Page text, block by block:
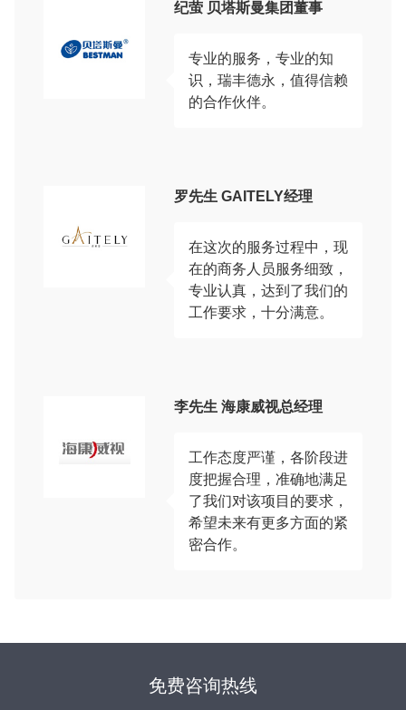
纪萤 贝塔斯曼集团董事
专业的服务，专业的知
识，瑞丰德永，值得信赖
的合作伙伴。
罗先生 GAITELY经理
在这次的服务过程中，现
在的商务人员服务细致，
专业认真，达到了我们的
工作要求，十分满意。
李先生 海康威视总经理
工作态度严谨，各阶段进
度把握合理，准确地满足
了我们对该项目的要求，
希望未来有更多方面的紧
密合作。
免费咨询热线